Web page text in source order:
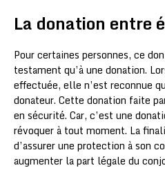
La donation entre
Pour certaines personnes, ce
testament qu’à une donation.
effectuée, elle n’est reconnue
donateur. Cette donation faite
en sécurité. Car, c’est une
révoquer à tout moment. La
d’assurer une protection à son
augmenter la part légale du